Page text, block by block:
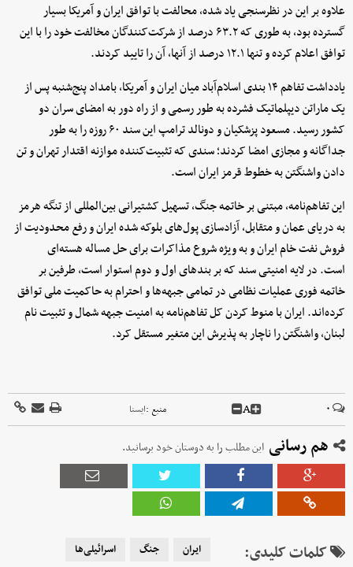
علاوه بر این در نظرسنجی یاد شده، محالفت با توافق ایران و آمریکا بسیار
گسترده بود، به طوری که ۶۳.۲ درصد از شرکت‌کنندگان مخالفت خود را با این
توافق اعلام کرده و تنها ۱۲.۱ درصد از آنها، آن را تایید کردند.
یادداشت تفاهم ۱۴ بندی اسلام‌آباد میان ایران و آمریکا، بامداد پنج‌شنبه پس از
یک ماراتن دیپلماتیک فشرده به طور رسمی و از راه دور به امضای سران دو
کشور رسید. مسعود پزشکیان و دونالد ترامپ این سند ۶۰ روزه را به طور
جداگانه و مجازی امضا کردند؛ سندی که تثبیت‌کننده موازنه اقتدار تهران و تن
دادن واشنگتن به خطوط قرمز ایران است.
این تفاهم‌نامه، مبتنی بر خاتمه جنگ، تسهیل کشتیرانی بین‌المللی از تنگه هرمز
به دریای عمان و متقابل، آزادسازی پول‌های بلوکه شده ایران و رفع محدودیت از
فروش نفت خام ایران و به ویژه شروع مذاکرات برای حل مساله هسته‌ای
است. در لایه امنیتی سند که بر بندهای اول و دوم استوار است، طرفین بر
خاتمه فوری عملیات نظامی در تمامی جبهه‌ها و احترام به حاکمیت ملی توافق
کرده‌اند. ایران با منوط کردن کل تفاهم‌نامه به امنیت جبهه شمال و تثبیت نام
لبنان، واشنگتن را ناچار به پذیرش این متغیر مستقل کرد.
۰ A منبع :ايسنا
هم رسانی این مطلب را به دوستان خود برسانید.
کلمات کلیدی: ایران جنگ اسرائیلی‌ها